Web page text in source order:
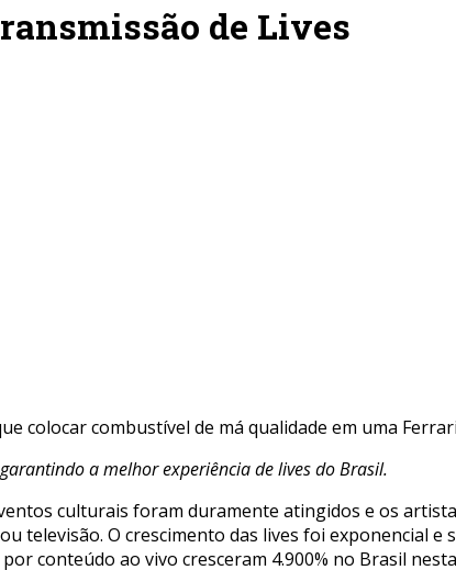
de Lives
colocar combustível de má qualidade em uma
a melhor experiência de lives do Brasil.
culturais foram duramente atingidos e os
televisão. O crescimento das lives foi exponencial e
conteúdo ao vivo cresceram 4.900% no Brasil